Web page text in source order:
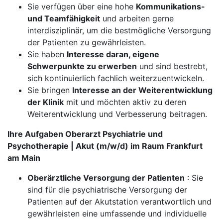
Sie verfügen über eine hohe Kommunikations-
und Teamfähigkeit und arbeiten gerne
interdisziplinär, um die bestmögliche Versorgung
der Patienten zu gewährleisten.
Sie haben Interesse daran, eigene
Schwerpunkte zu erwerben und sind bestrebt,
sich kontinuierlich fachlich weiterzuentwickeln.
Sie bringen Interesse an der Weiterentwicklung
der Klinik mit und möchten aktiv zu deren
Weiterentwicklung und Verbesserung beitragen.
Ihre Aufgaben Oberarzt Psychiatrie und
Psychotherapie | Akut (m/w/d) im Raum Frankfurt
am Main
Oberärztliche Versorgung der Patienten : Sie
sind für die psychiatrische Versorgung der
Patienten auf der Akutstation verantwortlich und
gewährleisten eine umfassende und individuelle